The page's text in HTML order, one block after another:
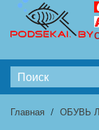
Главная ОБУВЬ